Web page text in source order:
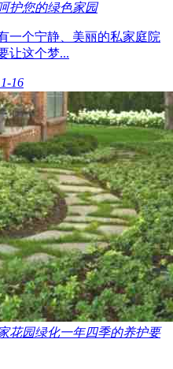
护您的绿色家园
一个宁静、美丽的私家庭院
让这个梦...
16
花园绿化一年四季的养护要